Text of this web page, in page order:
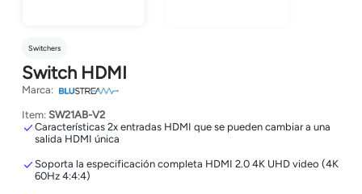
Switchers
Switch HDMI
Marca:
Item: SW21AB-V2
Características 2x entradas HDMI que se pueden cambiar a una
salida HDMI única
Soporta la especificación completa HDMI 2.0 4K UHD video (4K
60Hz 4:4:4)